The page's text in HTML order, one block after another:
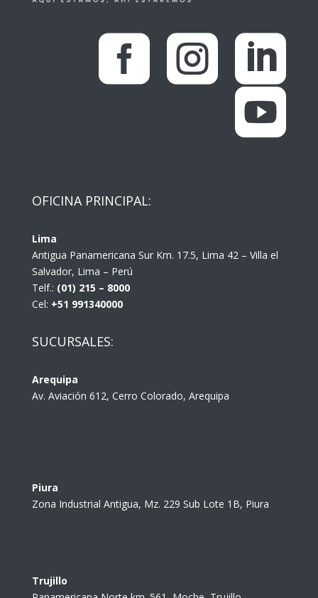
  

OFICINA PRINCIPAL:
Lima
Antigua Panamericana Sur Km. 17.5, Lima 42 – Villa el
Salvador, Lima – Perú
Telf.: (01) 215 – 8000
Cel: +51 991340000
SUCURSALES:
Arequipa
Av. Aviación 612, Cerro Colorado, Arequipa
Piura
Zona Industrial Antigua, Mz. 229 Sub Lote 1B, Piura
Trujillo